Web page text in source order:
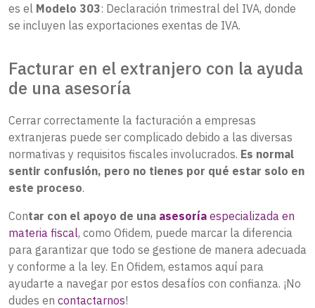
es el Modelo 303: Declaración trimestral del IVA, donde
se incluyen las exportaciones exentas de IVA.
Facturar en el extranjero con la ayuda
de una asesoría
Cerrar correctamente la facturación a empresas
extranjeras puede ser complicado debido a las diversas
normativas y requisitos fiscales involucrados. Es normal
sentir confusión, pero no tienes por qué estar solo en
este proceso.
Contar con el apoyo de una asesoría especializada en
materia fiscal, como Ofidem, puede marcar la diferencia
para garantizar que todo se gestione de manera adecuada
y conforme a la ley. En Ofidem, estamos aquí para
ayudarte a navegar por estos desafíos con confianza. ¡No
dudes en contactarnos!